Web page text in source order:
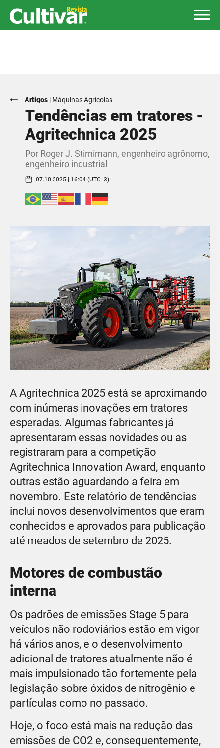
Artigos | Máquinas Agrícolas
Tendências em tratores -
Agritechnica 2025
Por Roger J. Stirnimann, engenheiro agrônomo,
engenheiro industrial
07.10.2025 | 16:04 (UTC -3)
A Agritechnica 2025 está se aproximando
com inúmeras inovações em tratores
esperadas. Algumas fabricantes já
apresentaram essas novidades ou as
registraram para a competição
Agritechnica Innovation Award, enquanto
outras estão aguardando a feira em
novembro. Este relatório de tendências
inclui novos desenvolvimentos que eram
conhecidos e aprovados para publicação
até meados de setembro de 2025.
Motores de combustão
interna
Os padrões de emissões Stage 5 para
veículos não rodoviários estão em vigor
há vários anos, e o desenvolvimento
adicional de tratores atualmente não é
mais impulsionado tão fortemente pela
legislação sobre óxidos de nitrogênio e
partículas como no passado.
Hoje, o foco está mais na redução das
emissões de CO2 e, consequentemente,